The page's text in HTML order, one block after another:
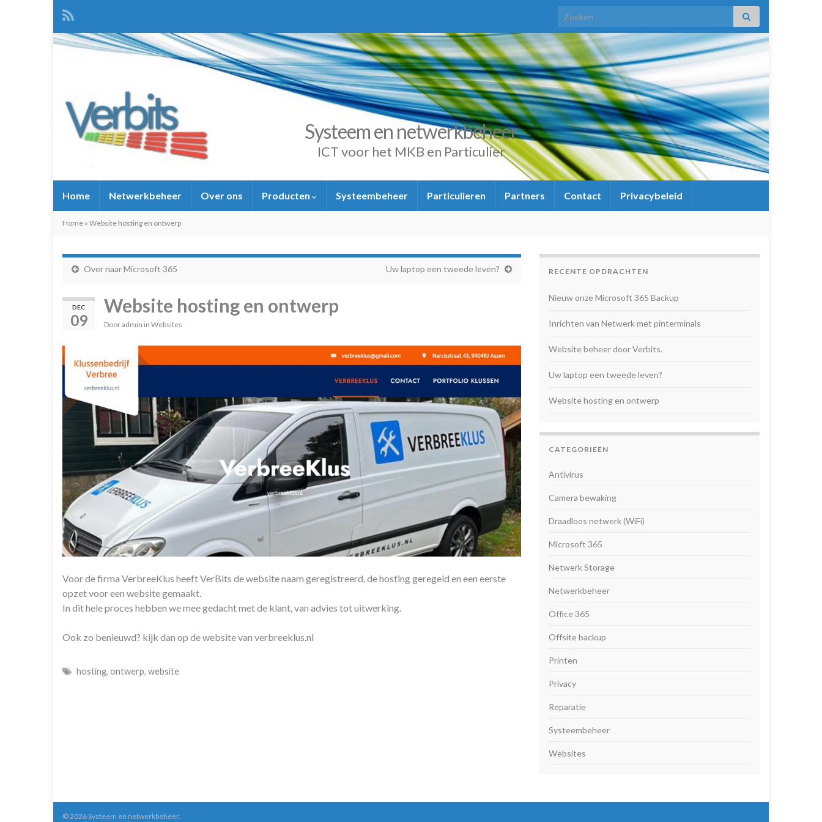
Search for:
Systeem en netwerkbeheer
ICT voor het MKB en Particulier
Home Netwerkbeheer Over ons Producten Systeembeheer Particulieren Partners Contact Privacybeleid
Home » Website hosting en ontwerp
Over naar Microsoft 365 Uw laptop een tweede leven?
DEC
09
Website hosting en ontwerp
Dooradmin in Websites
Voor de firma VerbreeKlus heeft VerBits de website naam geregistreerd, de hosting geregeld en een eerste
opzet voor een website gemaakt.
In dit hele proces hebben we mee gedacht met de klant, van advies tot uitwerking.
Ook zo benieuwd? kijk dan op de website van verbreeklus.nl
hosting, ontwerp, website
RECENTE OPDRACHTEN
Nieuw onze Microsoft 365 Backup
Inrichten van Netwerk met pinterminals
Website beheer door Verbits.
Uw laptop een tweede leven?
Website hosting en ontwerp
CATEGORIEËN
Antivirus
Camera bewaking
Draadloos netwerk (WiFi)
Microsoft 365
Netwerk Storage
Netwerkbeheer
Office 365
Offsite backup
Printen
Privacy
Reparatie
Systeembeheer
Websites
© 2026 Systeem en netwerkbeheer.